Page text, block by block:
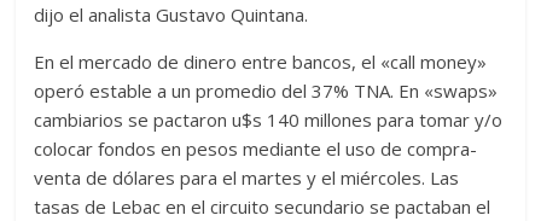
dijo el analista Gustavo Quintana.
En el mercado de dinero entre bancos, el «call money»
operó estable a un promedio del 37% TNA. En «swaps»
cambiarios se pactaron u$s 140 millones para tomar y/o
colocar fondos en pesos mediante el uso de compra-
venta de dólares para el martes y el miércoles. Las
tasas de Lebac en el circuito secundario se pactaban el